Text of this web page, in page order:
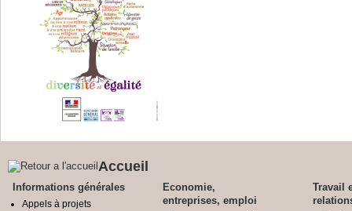
Accueil
Informations générales
Appels à projets
Economie,
entreprises, emploi
Travail